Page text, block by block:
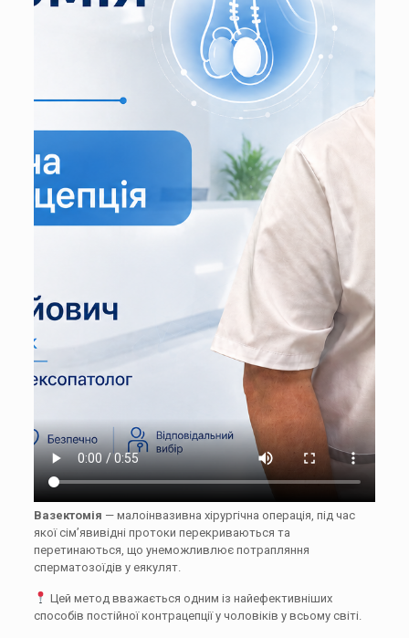
Вазектомія — малоінвазивна хірургічна операція, під час
якої сім’явивідні протоки перекриваються та
перетинаються, що унеможливлює потрапляння
сперматозоїдів у еякулят.
Цей метод вважається одним із найефективніших
способів постійної контрацепції у чоловіків у всьому світі.